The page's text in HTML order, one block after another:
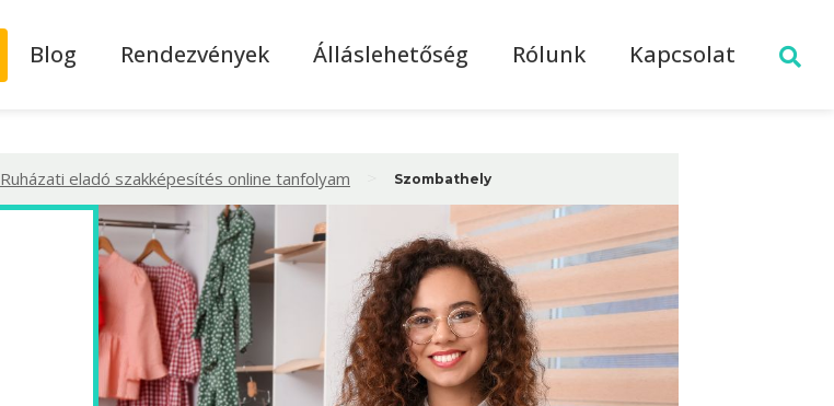
Blog Rendezvények Álláslehetőség Rólunk Kapcsolat
Ruházati eladó szakképesítés online tanfolyam Szombathely